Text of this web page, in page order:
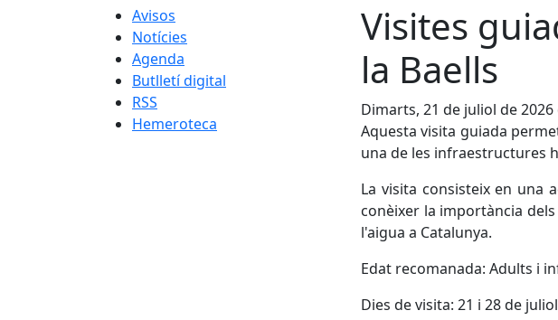
Avisos
Notícies
Agenda
Butlletí digital
RSS
Hemeroteca
Visites
la Baells
Dimarts, 21 de juliol de 2026
Aquesta visita guiada
una de les infraestructures
La visita consisteix en una
conèixer la importància
l'aigua a Catalunya.
Edat recomanada: Adults i
Dies de visita: 21 i 28 de